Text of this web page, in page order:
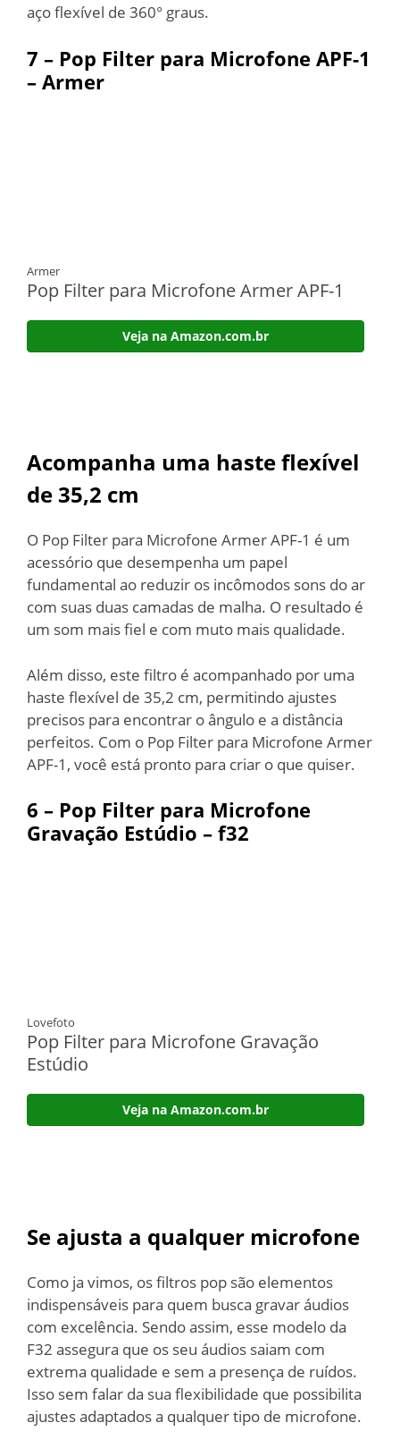
aço flexível de 360° graus.
7 – Pop Filter para Microfone APF-1
– Armer
Armer
Pop Filter para Microfone Armer APF-1
Veja na Amazon.com.br
Acompanha uma haste flexível
de 35,2 cm
O Pop Filter para Microfone Armer APF-1 é um
acessório que desempenha um papel
fundamental ao reduzir os incômodos sons do ar
com suas duas camadas de malha. O resultado é
um som mais fiel e com muto mais qualidade.
Além disso, este filtro é acompanhado por uma
haste flexível de 35,2 cm, permitindo ajustes
precisos para encontrar o ângulo e a distância
perfeitos. Com o Pop Filter para Microfone Armer
APF-1, você está pronto para criar o que quiser.
6 – Pop Filter para Microfone
Gravação Estúdio – f32
Lovefoto
Pop Filter para Microfone Gravação
Estúdio
Veja na Amazon.com.br
Se ajusta a qualquer microfone
Como ja vimos, os filtros pop são elementos
indispensáveis para quem busca gravar áudios
com excelência. Sendo assim, esse modelo da
F32 assegura que os seu áudios saiam com
extrema qualidade e sem a presença de ruídos.
Isso sem falar da sua flexibilidade que possibilita
ajustes adaptados a qualquer tipo de microfone.